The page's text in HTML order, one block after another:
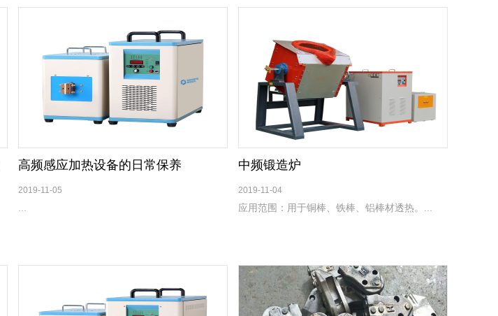
高频感应加热设备的日常保养
2019-11-05
中频锻造炉
2019-11-04
应用范围：用于铜棒、铁棒、铝棒材透热。...